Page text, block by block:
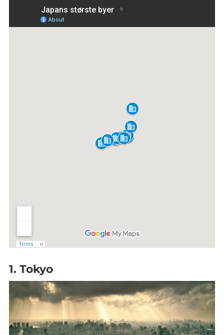
1. Tokyo